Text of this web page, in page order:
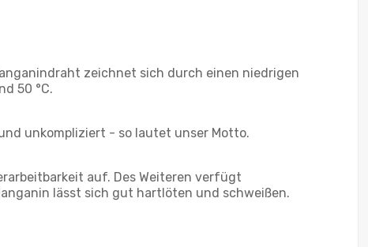
zeichnet sich durch einen niedrigen
50 °C.
unkompliziert - so lautet unser Motto.
auf. Des Weiteren verfügt
lässt sich gut hartlöten und schweißen.